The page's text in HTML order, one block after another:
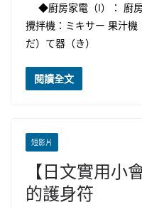
◆廚房家電（I）： 廚房
攪拌機：ミキサー 果汁機
だ）て器（き）
閱讀全文
短影片
【日文實用小
的護身符